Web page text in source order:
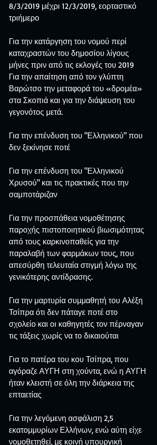
8/3/2019 μέχρι 12/3/2019, εορταστικό
τριήμερο
Για την κατάργηση του νομού περί
καταχραστών του δημοσίου λίγους
μήνες πριν από τις εκλογές του 2019
Για την απαίτηση από τον γλύπτη
Βαρώτσο την μεταφορά του «δρομέα»
στα Σκοπιά και για την διάψευση του
γεγονότος μετά.
Για την επένδυση του "Ελληνικού" που
δεν ξεκίνησε ποτέ
Για την επένδυση του "Ελληνικού
Χρυσού" και τις πρακτικές που την
σαμποτάριζαν
Για την προσπάθεια νομοθέτησης
παροχής πιστοποιητικού βιωσιμότητας
από τους καρκινοπαθείς για την
παραλαβή των φαρμάκων τους, που
απεσύρθη τελευταία στιγμή λόγω της
γενικότερης αντίδρασης.
Για την μαρτυρία συμμαθητή του Αλέξη
Τσίπρα ότι δεν πάταγε ποτέ στο
σχολείο και οι καθηγητές τον πέρναγαν
τις τάξεις χωρίς να το δικαιούται
Για το πατέρα του κου Τσίπρα, που
αγόραζε ΑΥΓΗ στη χούντα, ενώ η ΑΥΓΗ
ήταν κλειστή σε όλη την διάρκεια της
επταετίας
Για την λεγόμενη ασφάλιση 2,5
εκατομμυρίων Ελλήνων, ενώ αύτη είχε
νομοθετηθεί, με κοινή υπουργική